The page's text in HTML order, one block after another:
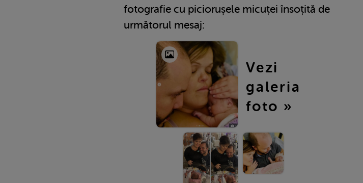
fotografie cu piciorușele micuței însoțită de
următorul mesaj:
Vezi
galeria
foto »